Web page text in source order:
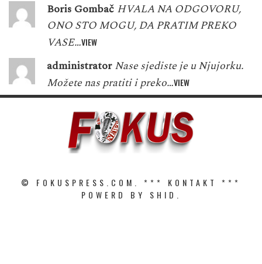
Boris Gombač HVALA NA ODGOVORU,
ONO STO MOGU, DA PRATIM PREKO
VASE…VIEW
administrator Nase sjediste je u Njujorku.
Možete nas pratiti i preko…VIEW
© FOKUSPRESS.COM. *** KONTAKT
***
POWERD BY SHID.